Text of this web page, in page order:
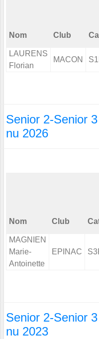
Nom Club
LAURENS
Florian
MACON
Senior 2-Senior
nu 2026
Nom Club
MAGNIEN
Marie-
Antoinette
EPINAC
Senior 2-Senior
nu 2023